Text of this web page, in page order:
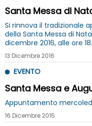
Santa Messa di
Si rinnova il tradizionale
della Santa Messa di
dicembre 2016, alle ore
della sede di Unindustria
13 Dicembre 2016
EVENTO
Santa Messa e
Appuntamento
16 Dicembre 2015